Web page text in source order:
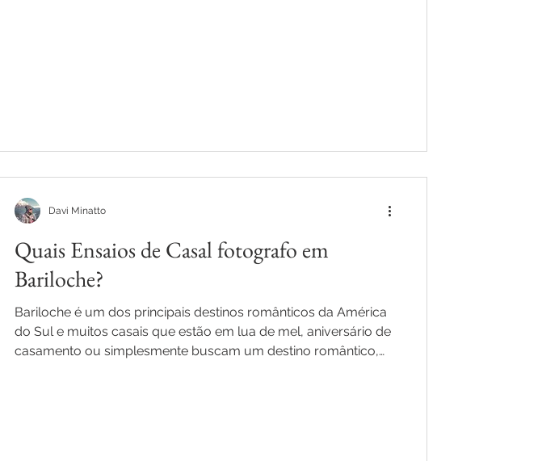
Quais Ensaios de Casal fotografo em
Bariloche?
Bariloche é um dos principais destinos românticos da América
do Sul e muitos casais que estão em lua de mel, aniversário de
casamento ou simplesmente buscam um destino romântico,
Davi Minatto